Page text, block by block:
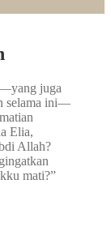
juga
selama ini—
Elia,
Allah?
mati?”